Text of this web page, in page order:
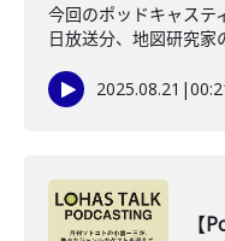
今回のポッドキャステ
日放送分、地図研究家
2025.08.21 |
【